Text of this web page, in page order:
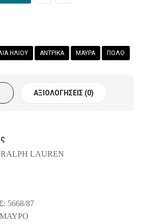
ΗΛΙΟΥ ΑΝΤΡΙΚΑ ΜΑΥΡΑ ΠΟΛΟ
ΑΞΙΟΛΟΓΉΣΕΙΣ (0)
RALPH LAUREN
5668/87